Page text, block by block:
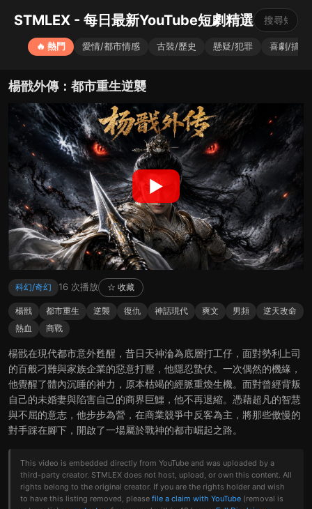
STMLEX - 每日最新YouTube短劇精選
🔥 熱門 愛情/都市情感 古裝/歷史 懸疑/犯罪 喜劇/搞笑
楊戩外傳：都市重生逆襲
▶
科幻/奇幻 16 次播放 ☆ 收藏
楊戩 都市重生 逆襲 復仇 神話現代 爽文 男頻
逆天改命
熱血
商戰
楊戩在現代都市意外甦醒，昔日天神淪為底層打工仔，面對勢利上司
的百般刁難與家族企業的惡意打壓，他隱忍蟄伏。一次偶然的機緣，
他覺醒了體內沉睡的神力，原本枯竭的經脈重煥生機。面對曾經背叛
自己的未婚妻與陷害自己的商界巨鱷，他不再退縮。憑藉超凡的智慧
與不屈的意志，他步步為營，在商業競爭中反客為主，將那些傲慢的
對手踩在腳下，開啟了一場屬於戰神的都市崛起之路。
This video is embedded directly from YouTube and was uploaded by a
third-party creator. STMLEX does not host, upload, or own this content. All
rights belong to the original creator. If you are the rights holder and wish
to have this listing removed, please file a claim with YouTube (removal is